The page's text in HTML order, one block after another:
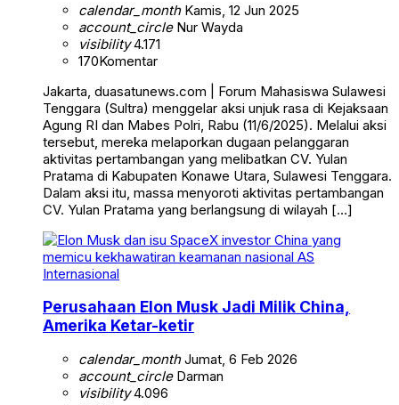
calendar_monthKamis, 12 Jun 2025
account_circleNur Wayda
visibility4.171
170Komentar
Jakarta, duasatunews.com | Forum Mahasiswa Sulawesi
Tenggara (Sultra) menggelar aksi unjuk rasa di Kejaksaan
Agung RI dan Mabes Polri, Rabu (11/6/2025). Melalui aksi
tersebut, mereka melaporkan dugaan pelanggaran
aktivitas pertambangan yang melibatkan CV. Yulan
Pratama di Kabupaten Konawe Utara, Sulawesi Tenggara.
Dalam aksi itu, massa menyoroti aktivitas pertambangan
CV. Yulan Pratama yang berlangsung di wilayah […]
Internasional
Perusahaan Elon Musk Jadi Milik China,
Amerika Ketar-ketir
calendar_monthJumat, 6 Feb 2026
account_circleDarman
visibility4.096